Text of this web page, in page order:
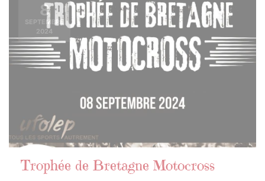
8
SEPTEMBRE
2024
Trophée de Bretagne Motocross